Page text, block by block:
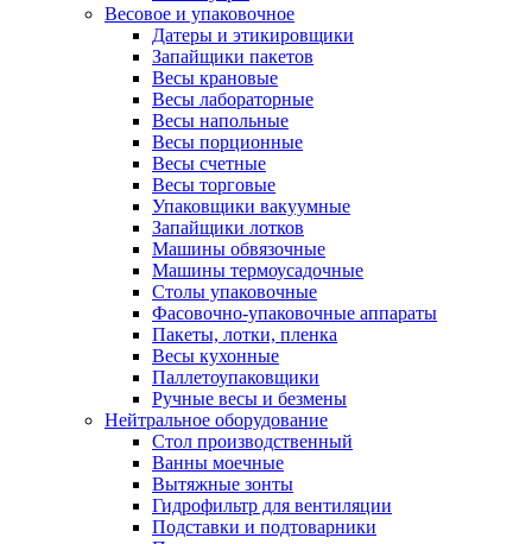
Весовое и упаковочное
Датеры и этикировщики
Запайщики пакетов
Весы крановые
Весы лабораторные
Весы напольные
Весы порционные
Весы счетные
Весы торговые
Упаковщики вакуумные
Запайщики лотков
Машины обвязочные
Машины термоусадочные
Столы упаковочные
Фасовочно-упаковочные аппараты
Пакеты, лотки, пленка
Весы кухонные
Паллетоупаковщики
Ручные весы и безмены
Нейтральное оборудование
Cтол производственный
Ванны моечные
Вытяжные зонты
Гидрофильтр для вентиляции
Подставки и подтоварники